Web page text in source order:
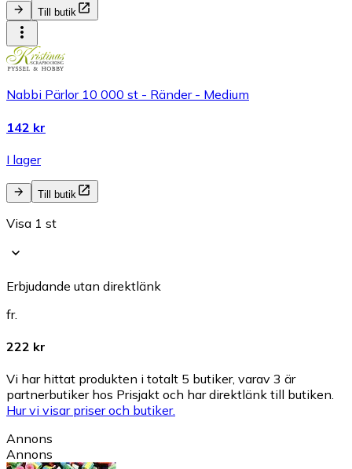
Till butik
Nabbi Pärlor 10 000 st - Ränder - Medium
142 kr
I lager
Till butik
Visa 1 st
Erbjudande utan direktlänk
fr.
222 kr
Vi har hittat produkten i totalt 5 butiker, varav 3 är
partnerbutiker hos Prisjakt och har direktlänk till butiken.
Hur vi visar priser och butiker.
Annons
Annons